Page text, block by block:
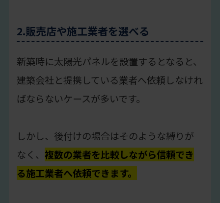
2.販売店や施工業者を選べる
新築時に太陽光パネルを設置するとなると、
建築会社と提携している業者へ依頼しなけれ
ばならないケースが多いです。
しかし、後付けの場合はそのような縛りが
なく、複数の業者を比較しながら信頼でき
る施工業者へ依頼できます。